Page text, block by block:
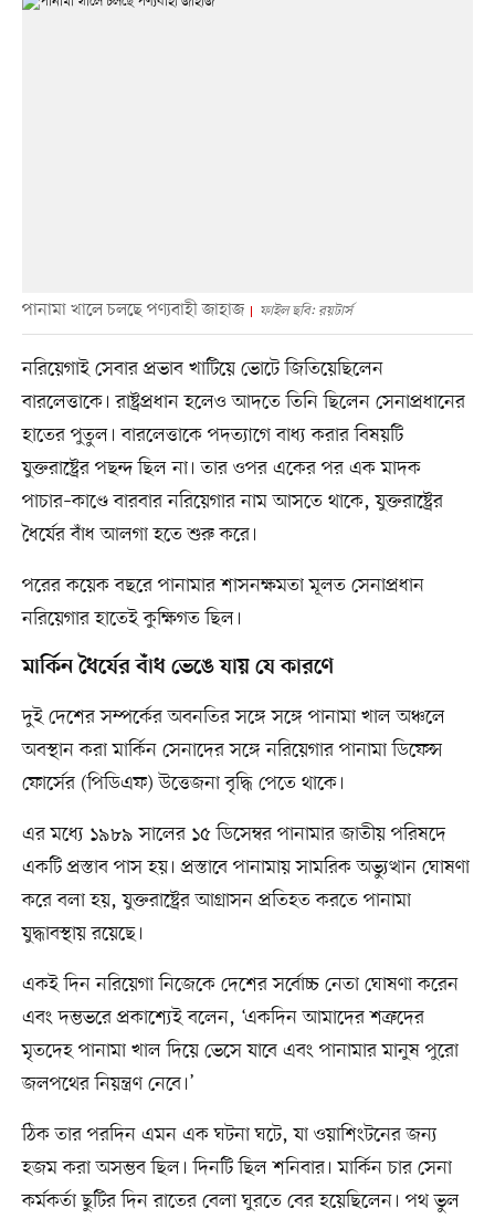
পানামা খালে চলছে পণ্যবাহী জাহাজ ফাইল ছবি: রয়টার্স
নরিয়েগাই সেবার প্রভাব খাটিয়ে ভোটে জিতিয়েছিলেন
বারলেত্তাকে। রাষ্ট্রপ্রধান হলেও আদতে তিনি ছিলেন সেনাপ্রধানের
হাতের পুতুল। বারলেত্তাকে পদত্যাগে বাধ্য করার বিষয়টি
যুক্তরাষ্ট্রের পছন্দ ছিল না। তার ওপর একের পর এক মাদক
পাচার–কাণ্ডে বারবার নরিয়েগার নাম আসতে থাকে, যুক্তরাষ্ট্রের
ধৈর্যের বাঁধ আলগা হতে শুরু করে।
পরের কয়েক বছরে পানামার শাসনক্ষমতা মূলত সেনাপ্রধান
নরিয়েগার হাতেই কুক্ষিগত ছিল।
মার্কিন ধৈর্যের বাঁধ ভেঙে যায় যে কারণে
দুই দেশের সম্পর্কের অবনতির সঙ্গে সঙ্গে পানামা খাল অঞ্চলে
অবস্থান করা মার্কিন সেনাদের সঙ্গে নরিয়েগার পানামা ডিফেন্স
ফোর্সের (পিডিএফ) উত্তেজনা বৃদ্ধি পেতে থাকে।
এর মধ্যে ১৯৮৯ সালের ১৫ ডিসেম্বর পানামার জাতীয় পরিষদে
একটি প্রস্তাব পাস হয়। প্রস্তাবে পানামায় সামরিক অভ্যুত্থান ঘোষণা
করে বলা হয়, যুক্তরাষ্ট্রের আগ্রাসন প্রতিহত করতে পানামা
যুদ্ধাবস্থায় রয়েছে।
একই দিন নরিয়েগা নিজেকে দেশের সর্বোচ্চ নেতা ঘোষণা করেন
এবং দম্ভভরে প্রকাশ্যেই বলেন, ‘একদিন আমাদের শত্রুদের
মৃতদেহ পানামা খাল দিয়ে ভেসে যাবে এবং পানামার মানুষ পুরো
জলপথের নিয়ন্ত্রণ নেবে।’
ঠিক তার পরদিন এমন এক ঘটনা ঘটে, যা ওয়াশিংটনের জন্য
হজম করা অসম্ভব ছিল। দিনটি ছিল শনিবার। মার্কিন চার সেনা
কর্মকর্তা ছুটির দিন রাতের বেলা ঘুরতে বের হয়েছিলেন। পথ ভুল